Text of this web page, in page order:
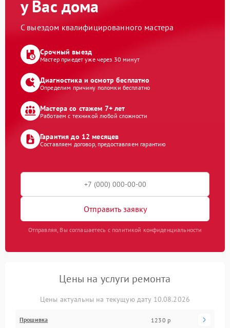
у Вас дома
С выездом квалифицированного мастера
Срочный выезд
Мастер приедет уже через 30 минут
Диагностика и осмотр бесплатно
Определим причину поломки бесплатно
Мастера со стажем 7+ лет
Работаем с техникой любой сложности
Гарантия до 12 месяцев
Составляем договор, предоставляем гарантию
Отправить заявку
Отправляя, Вы соглашаетесь с политикой конфиденциальности
Цены на услуги ремонта
Цены актуальны на текущую дату 10.08.2026
Прошивка 1230 р